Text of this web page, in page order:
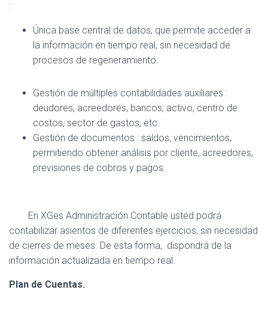
:
Única base central de datos, que permite acceder a
la información en tiempo real, sin necesidad de
procesos de regeneramiento.
Gestión de múltiples contabilidades auxiliares :
deudores, acreedores, bancos, activo, centro de
costos, sector de gastos, etc.
Gestión de documentos : saldos, vencimientos,
permitiendo obtener análisis por cliente, acreedores,
previsiones de cobros y pagos.
En XGes Administración Contable usted podrá
contabilizar asientos de diferentes ejercicios, sin necesidad
de cierres de meses. De esta forma, dispondrá de la
información actualizada en tiempo real.
Plan de Cuentas.